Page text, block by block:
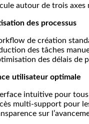
autour de trois axes
des processus
de création
des tâches
des délais de
utilisateur optimale
intuitive pour
multi-support pour
sur